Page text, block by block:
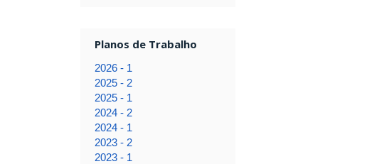
Planos de Trabalho
2026 - 1
2025 - 2
2025 - 1
2024 - 2
2024 - 1
2023 - 2
2023 - 1